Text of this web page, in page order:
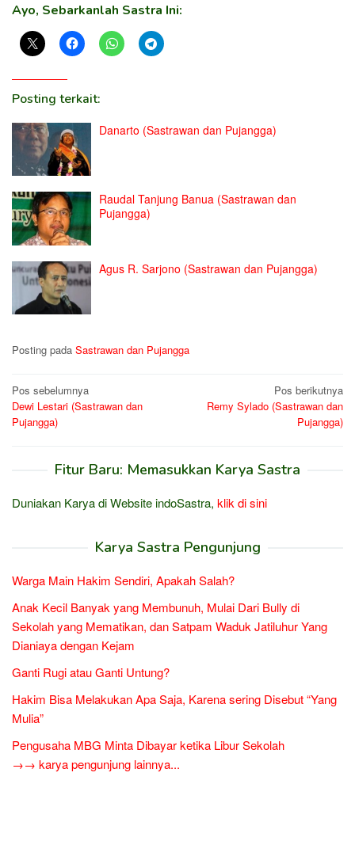
Ayo, Sebarkanlah Sastra Ini:
Posting terkait:
Danarto (Sastrawan dan Pujangga)
Raudal Tanjung Banua (Sastrawan dan
Pujangga)
Agus R. Sarjono (Sastrawan dan Pujangga)
Posting pada Sastrawan dan Pujangga
Navigasi
pos
Pos sebelumnya
Dewi Lestari (Sastrawan dan
Pujangga)
Pos berikutnya
Remy Sylado (Sastrawan dan
Pujangga)
Fitur Baru: Memasukkan Karya Sastra
Duniakan Karya di Website indoSastra, klik di sini
Karya Sastra Pengunjung
Warga Main Hakim Sendiri, Apakah Salah?
Anak Kecil Banyak yang Membunuh, Mulai Dari Bully di
Sekolah yang Mematikan, dan Satpam Waduk Jatiluhur Yang
Dianiaya dengan Kejam
Ganti Rugi atau Ganti Untung?
Hakim Bisa Melakukan Apa Saja, Karena sering Disebut “Yang
Mulia”
Pengusaha MBG Minta Dibayar ketika Libur Sekolah
→→ karya pengunjung lainnya...